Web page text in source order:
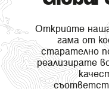
Открийте
гама от
старателно
реализирате